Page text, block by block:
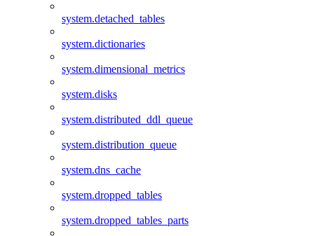
system.detached_tables
system.dictionaries
system.dimensional_metrics
system.disks
system.distributed_ddl_queue
system.distribution_queue
system.dns_cache
system.dropped_tables
system.dropped_tables_parts